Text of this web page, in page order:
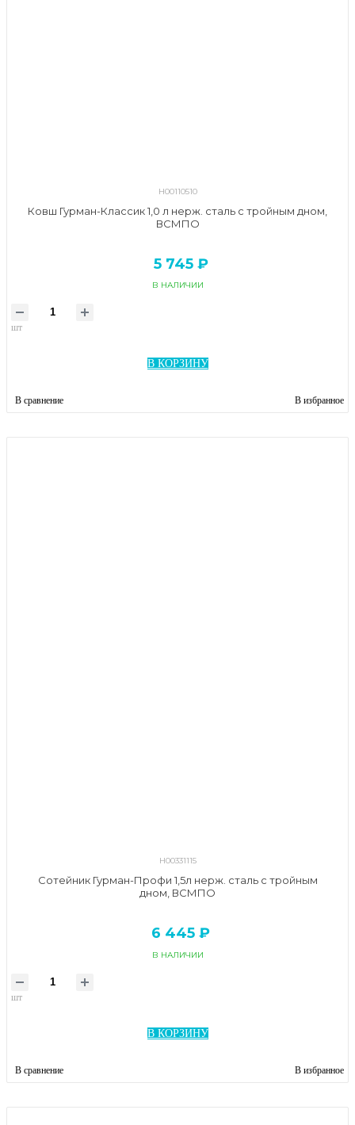
Н00110510
Ковш Гурман-Классик 1,0 л нерж. сталь с тройным дном,
ВСМПО
5 745 ₽
В НАЛИЧИИ
шт
В КОРЗИНУ
В сравнение В избранное
Н00331115
Сотейник Гурман-Профи 1,5л нерж. сталь с тройным
дном, ВСМПО
6 445 ₽
В НАЛИЧИИ
шт
В КОРЗИНУ
В сравнение В избранное